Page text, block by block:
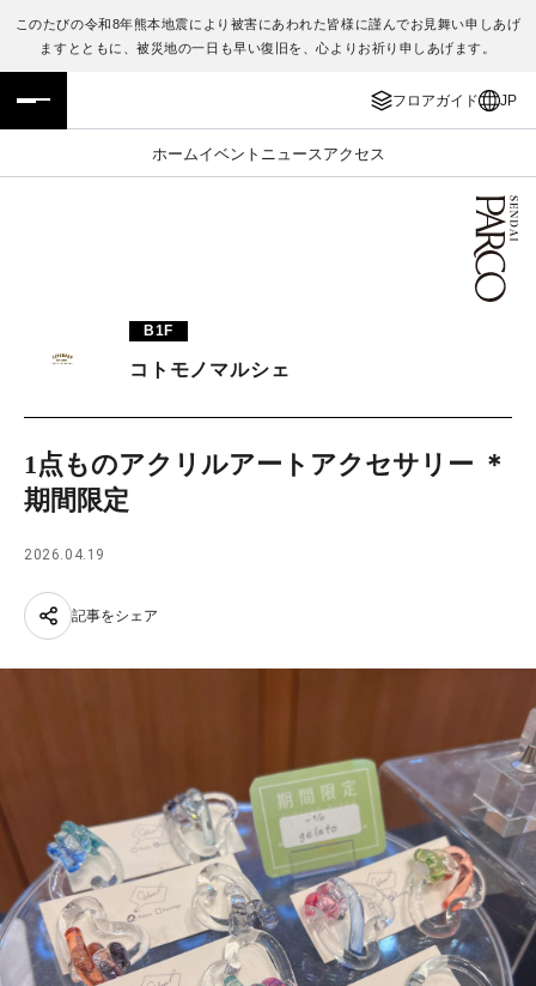
このたびの令和8年熊本地震により被害にあわれた皆様に謹んでお見舞い申しあげ
ますとともに、被災地の一日も早い復旧を、心よりお祈り申しあげます。
フロアガイド JP
ホームイベント ニュース アクセス
フロアガイド
施設案内・アクセス
TAX FREE
JP
ENGLISH
繁体字
日本語
B1F
コトモノマルシェ
1点ものアクリルアートアクセサリー ＊
期間限定
2026.04.19
記事をシェア